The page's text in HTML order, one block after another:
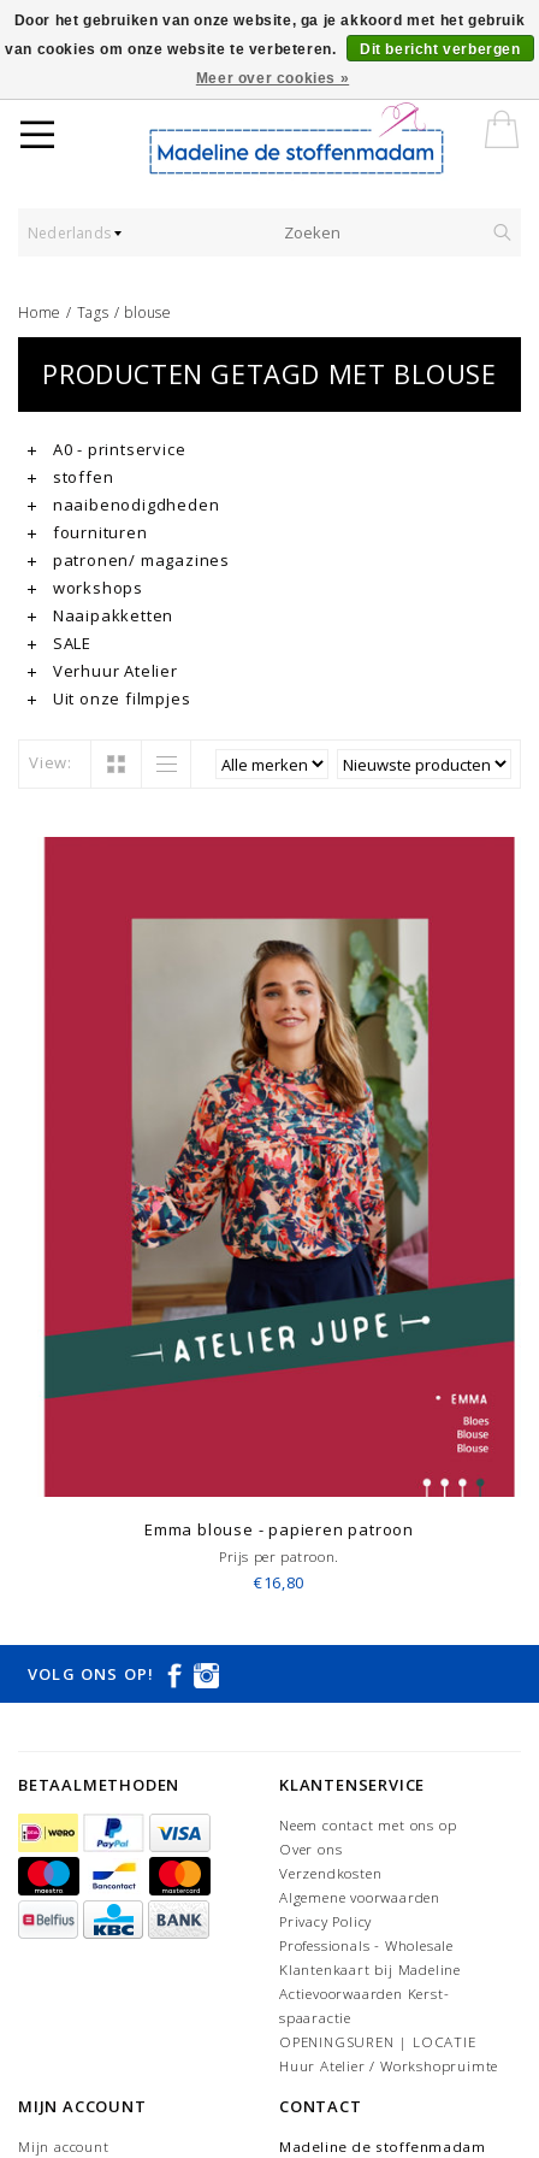
Worldwide Shipping - Onze stoffen worden verkocht per 10 cm.
Nederlands
Home / Tags / blouse
PRODUCTEN GETAGD MET BLOUSE
A0 - printservice
stoffen
naaibenodigdheden
fournituren
patronen/ magazines
workshops
Naaipakketten
SALE
Verhuur Atelier
Uit onze filmpjes
View:
Emma blouse - papieren patroon
Prijs per patroon.
€16,80
VOLG ONS OP!
BETAALMETHODEN KLANTENSERVICE
Neem contact met ons op
Over ons
Verzendkosten
Algemene voorwaarden
Privacy Policy
Professionals - Wholesale
Klantenkaart bij Madeline
Actievoorwaarden Kerst-
spaaractie
OPENINGSUREN | LOCATIE
Huur Atelier / Workshopruimte
MIJN ACCOUNT
Mijn account
CONTACT
Madeline de stoffenmadam
Door het gebruiken van onze website, ga je akkoord met het gebruik
van cookies om onze website te verbeteren.
Dit bericht verbergen
Meer over cookies »